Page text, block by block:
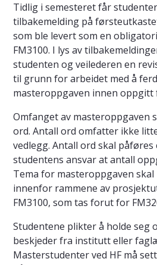
Tidlig i semesteret får
tilbakemelding på
som ble levert som en
FM3100. I lys av
studenten og veilederen en
til grunn for arbeidet med å
masteroppgaven innen oppgitt
Omfanget av masteroppgaven
ord. Antall ord omfatter ikke
vedlegg. Antall ord skal
studentens ansvar at antall
Tema for masteroppgaven
innenfor rammene av
FM3100, som tas forut for
Studentene plikter å holde seg
beskjeder fra institutt eller
Masterstudenter ved HF må